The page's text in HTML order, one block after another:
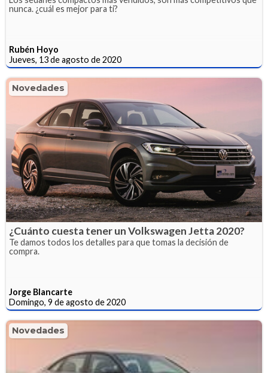
nunca. ¿cuál es mejor para ti?
Rubén Hoyo
Jueves, 13 de agosto de 2020
Novedades
¿Cuánto cuesta tener un Volkswagen Jetta 2020?
Te damos todos los detalles para que tomas la decisión de
compra.
Jorge Blancarte
Domingo, 9 de agosto de 2020
Novedades